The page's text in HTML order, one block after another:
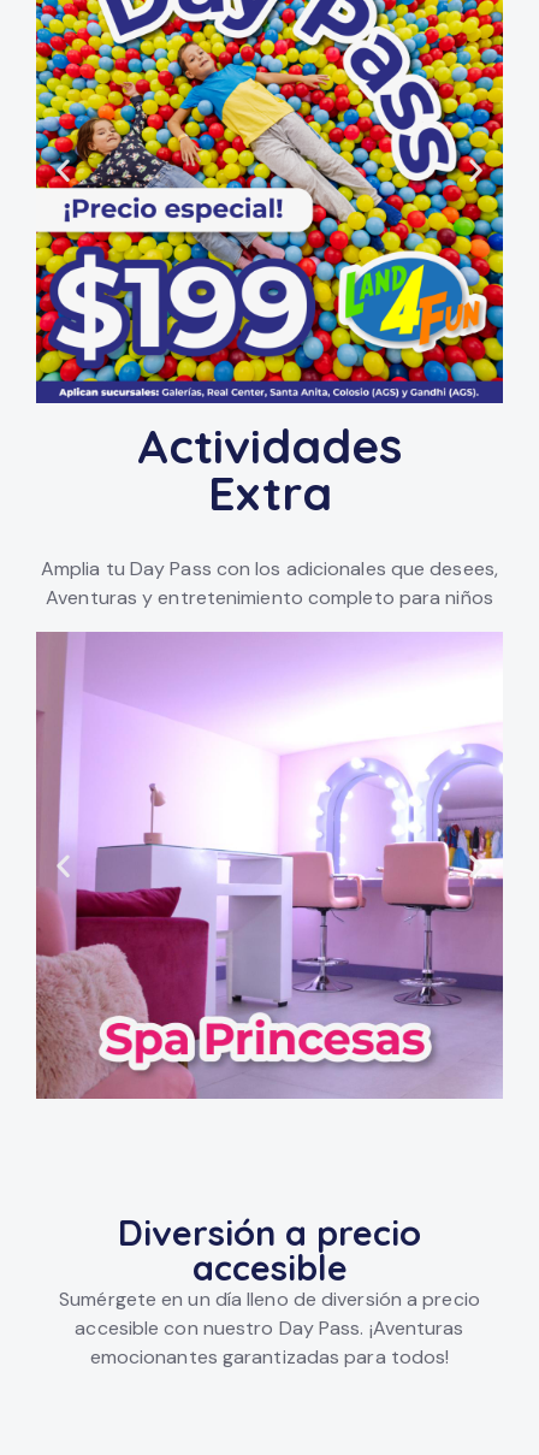
Actividades
Extra
Amplia tu Day Pass con los adicionales que desees,
Aventuras y entretenimiento completo para niños
Diversión a precio
accesible
Sumérgete en un día lleno de diversión a precio
accesible con nuestro Day Pass. ¡Aventuras
emocionantes garantizadas para todos!